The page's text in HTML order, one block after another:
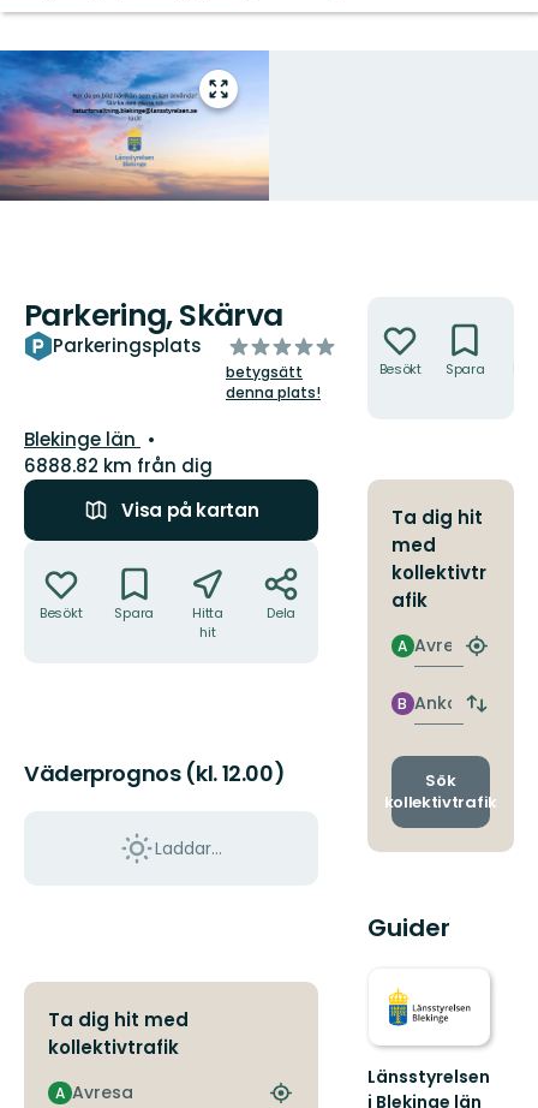
Gå
till
Parkering, Skärva
Parkeringsplats
av
5
stjärnor
betygsätt
denna plats!
Län:
Blekinge län
6888.82 km från dig
Visa på kartan
Besökt Spara
Hitta
hit
Dela
Väderprognos (kl. 12.00)
Laddar...
Ta dig hit med
kollektivtrafik
Avresa
A
Hitta
Besökt Spara
Ta dig hit
med
kollektivtr
afik
Avresa
A
Hitta
Ankomst
B
Byt
och
Sök
kollektivtrafik
Guider
Länsstyrelsen
i Blekinge län